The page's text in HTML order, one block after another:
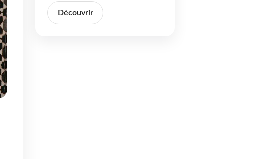
Découvrir